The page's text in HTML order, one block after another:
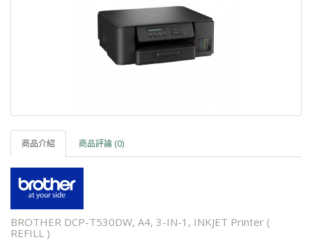
商品介紹 商品評論 (0)
BROTHER DCP-T530DW, A4, 3-IN-1, INKJET Printer (
REFILL )